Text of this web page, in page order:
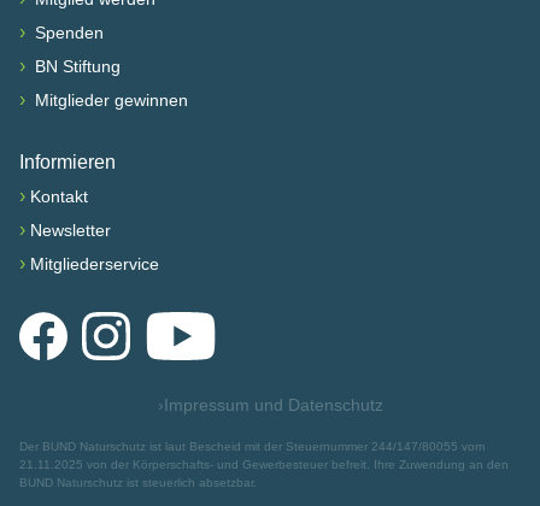
› Spenden
› BN Stiftung
› Mitglieder gewinnen
Informieren
› Kontakt
› Newsletter
› Mitgliederservice
FacebookInstagramYouTube
›Impressum und Datenschutz
Der BUND Naturschutz ist laut Bescheid mit der Steuernummer 244/147/80055 vom
21.11.2025 von der Körperschafts- und Gewerbesteuer befreit. Ihre Zuwendung an den
BUND Naturschutz ist steuerlich absetzbar.